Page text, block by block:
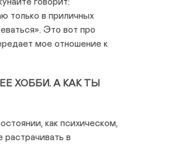
только в приличных
Это вот про
мое отношение к
ХОББИ. А КАК ТЫ
как психическом,
в